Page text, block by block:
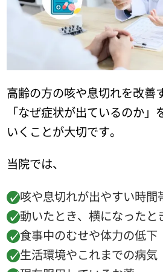
高齢の方の咳や息切れを改善
「なぜ症状が出ているのか
いくことが大切です。
当院では、
咳や息切れが出やすい時間
動いたとき、横になったと
食事中のむせや体力の低下
生活環境やこれまでの病気